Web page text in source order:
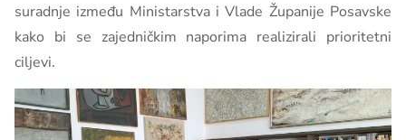
suradnje između Ministarstva i Vlade Županije Posavske
kako bi se zajedničkim naporima realizirali prioritetni
ciljevi.